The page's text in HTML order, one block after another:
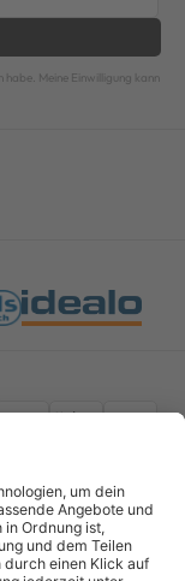
habe. Meine Einwilligung kann
widerrufen
Versand innerhalb
Euro.